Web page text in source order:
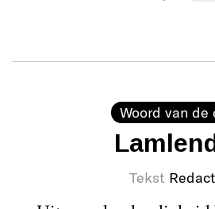
Woord van de
Tekst